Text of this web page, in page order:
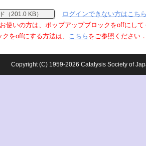
（201.0 KB）
ログインできない方はこちら
使いの方は、ポップアップブロックをoffにして
をoffにする方法は、 こちら をご参照ください．
Copyright (C) 1959-2026 Catalysis Society of